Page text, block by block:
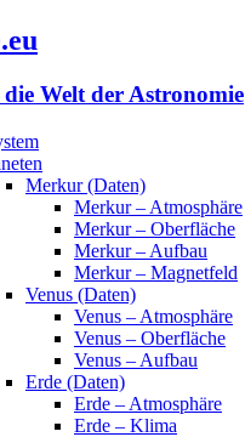
Welt der Astronomie
Merkur (Daten)
Merkur – Atmosphäre
Merkur – Oberfläche
Merkur – Aufbau
Merkur – Magnetfeld
Venus (Daten)
Venus – Atmosphäre
Venus – Oberfläche
Venus – Aufbau
Erde (Daten)
Erde – Atmosphäre
Erde – Klima